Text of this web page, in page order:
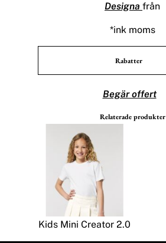
Designa från
*ink moms
Rabatter
Begär offert
Relaterade produkter
Kids Mini Creator 2.0